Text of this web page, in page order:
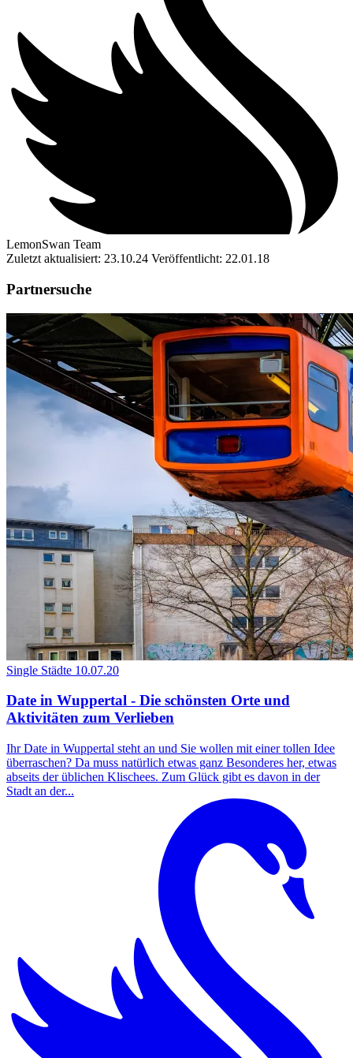
LemonSwan Team
Zuletzt aktualisiert: 23.10.24 Veröffentlicht: 22.01.18
Partnersuche
Single Städte 10.07.20
Date in Wuppertal - Die schönsten Orte und
Aktivitäten zum Verlieben
Ihr Date in Wuppertal steht an und Sie wollen mit einer tollen Idee
überraschen? Da muss natürlich etwas ganz Besonderes her, etwas
abseits der üblichen Klischees. Zum Glück gibt es davon in der
Stadt an der...